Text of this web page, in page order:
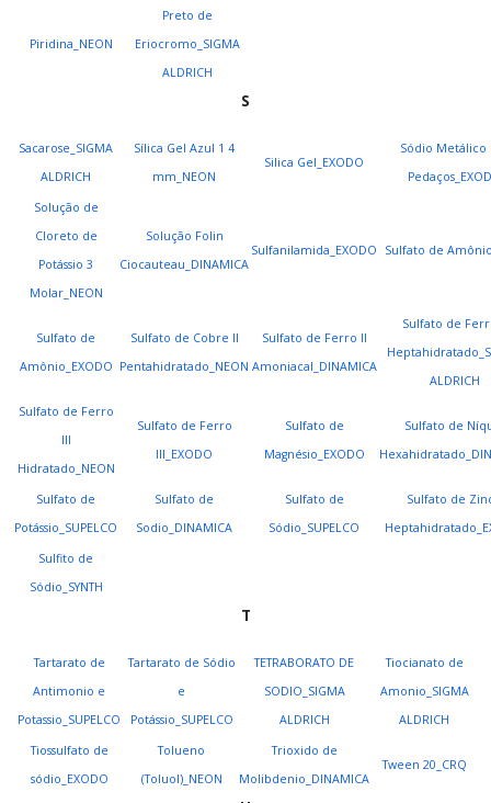
Piridina_NEON
Preto de
Eriocromo_SIGMA
ALDRICH
S
Sacarose_SIGMA
ALDRICH
Sílica Gel Azul 1 4
mm_NEON
Silica Gel_EXODO
Sódio Metálico
Solução de
Cloreto de
Potássio 3
Molar_NEON
Solução Folin
Ciocauteau_DINAMICA
Sulfanilamida_EXODO Sulfato de
Sulfato de
Amônio_EXODO
Sulfato de Cobre II
Pentahidratado_NEON
Sulfato de Ferro II
Amoniacal_DINAMICA
Sulfato de
ALDRICH
Sulfato de Ferro
III
Hidratado_NEON
Sulfato de Ferro
III_EXODO
Sulfato de
Magnésio_EXODO
Sulfato de
Sulfato de
Potássio_SUPELCO
Sulfato de
Sodio_DINAMICA
Sulfato de
Sódio_SUPELCO
Sulfato de
Sulfito de
Sódio_SYNTH
T
Tartarato de
Antimonio e
Potassio_SUPELCO
Tartarato de Sódio
e
Potássio_SUPELCO
TETRABORATO DE
SODIO_SIGMA
ALDRICH
Tiocianato de
Amonio_SIGMA
ALDRICH
Tiossulfato de
sódio_EXODO
Tolueno
(Toluol)_NEON
Trioxido de
Molibdenio_DINAMICA
Tween 20_CRQ